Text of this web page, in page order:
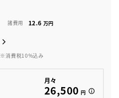
諸費用 12.6
※消費税10%込み
月々
26,500 円